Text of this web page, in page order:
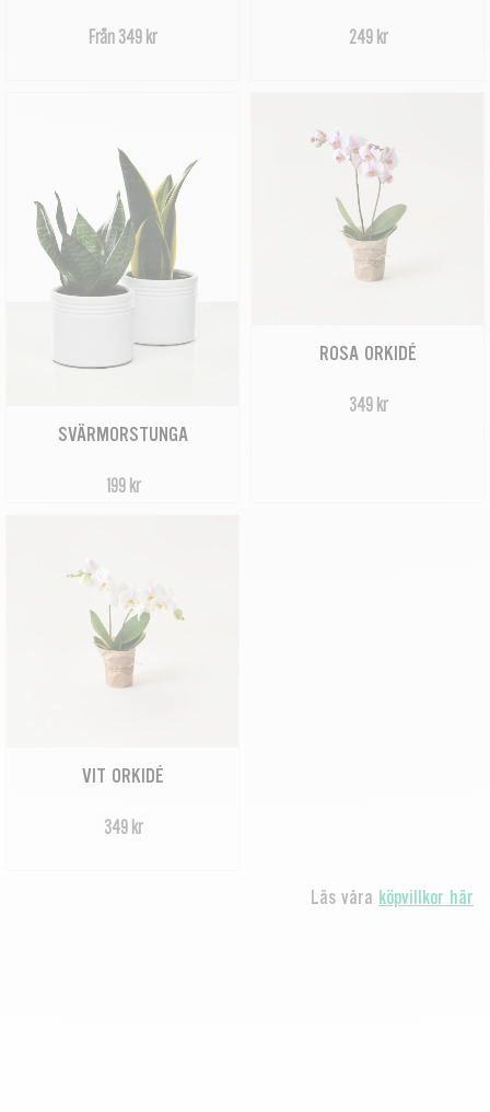
Från 349 kr 249 kr
SVÄRMORSTUNGA
199 kr
ROSA ORKIDÉ
349 kr
VIT ORKIDÉ
349 kr
Läs våra köpvillkor här